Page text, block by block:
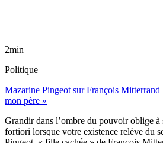
2min
Politique
Mazarine Pingeot sur François Mitterrand
mon père »
Grandir dans l’ombre du pouvoir oblige à
fortiori lorsque votre existence relève du